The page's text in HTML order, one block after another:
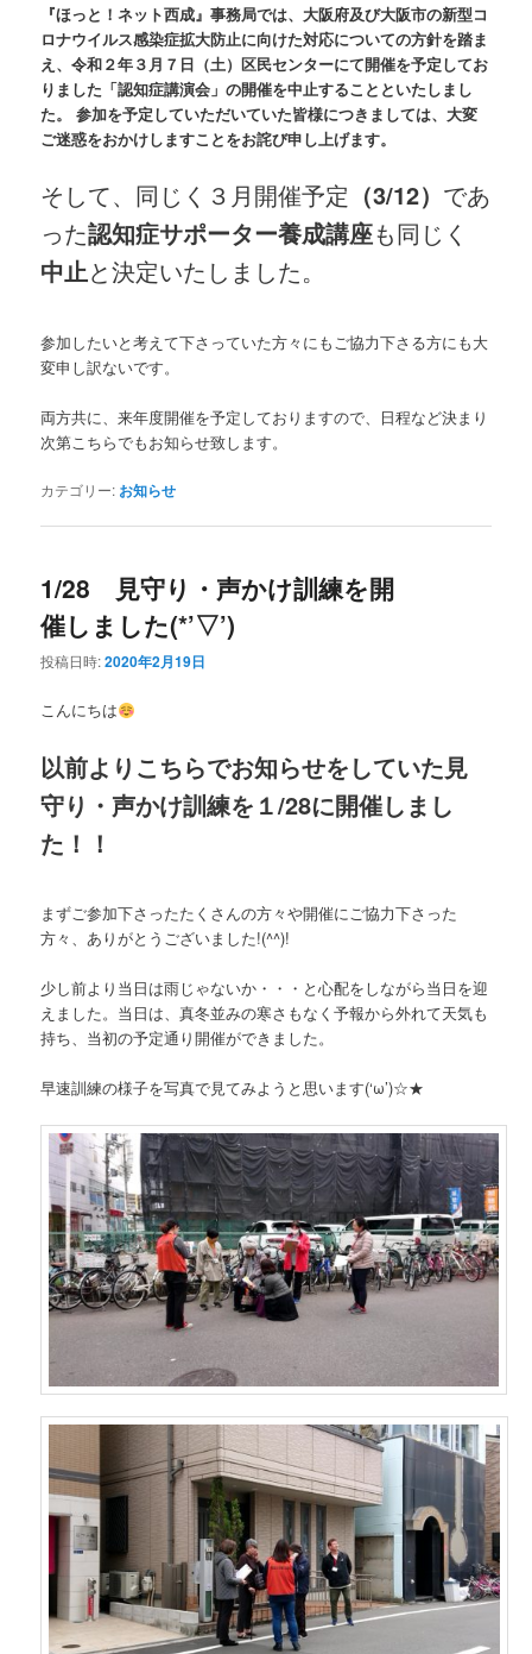
動
『ほっと！ネット西成』事務局では、大阪府及び大阪市の新型コ
ロナウイルス感染症拡大防止に向けた対応についての方針を踏ま
え、令和２年３月７日（土）区民センターにて開催を予定してお
りました「認知症講演会」の開催を中止することといたしまし
た。 参加を予定していただいていた皆様につきましては、大変
ご迷惑をおかけしますことをお詫び申し上げます。
そして、同じく３月開催予定 （3/12） であ
った認知症サポーター養成講座も同じく
中止と決定いたしました。
参加したいと考えて下さっていた方々にもご協力下さる方にも大
変申し訳ないです。
両方共に、来年度開催を予定しておりますので、日程など決まり
次第こちらでもお知らせ致します。
カテゴリー: お知らせ
1/28 見守り・声かけ訓練を開
催しました(*’▽’)
投稿日時:2020年2月19日
こんにちは
以前よりこちらでお知らせをしていた見
守り・声かけ訓練を１/28に開催しまし
た！！
まずご参加下さったたくさんの方々や開催にご協力下さった
方々、ありがとうございました!(^^)!
少し前より当日は雨じゃないか・・・と心配をしながら当日を迎
えました。当日は、真冬並みの寒さもなく予報から外れて天気も
持ち、当初の予定通り開催ができました。
早速訓練の様子を写真で見てみようと思います(‘ω’)☆★